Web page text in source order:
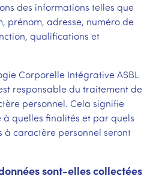
des informations telles que
prénom, adresse, numéro de
qualifications et
Corporelle Intégrative ASBL
responsable du traitement de
personnel. Cela signifie
à quelles finalités et par quels
à caractère personnel seront
sont-elles collectées